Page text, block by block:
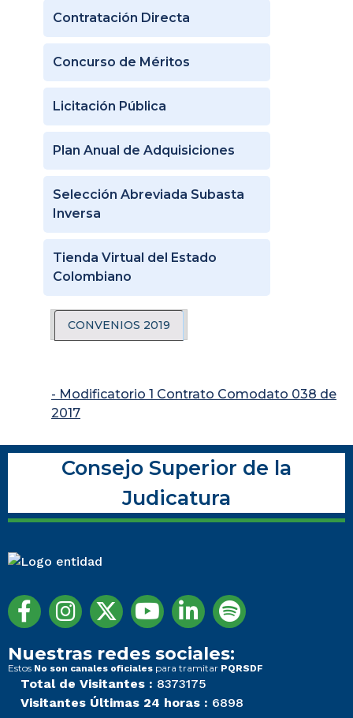
Contratación Directa
Concurso de Méritos
Licitación Pública
Plan Anual de Adquisiciones
Selección Abreviada Subasta
Inversa
Tienda Virtual del Estado
Colombiano
CONVENIOS 2019
- Modificatorio 1 Contrato Comodato 038 de
2017
Consejo Superior de la
Judicatura
Nuestras redes sociales:
Estos No son canales oficiales para tramitar PQRSDF
Total de Visitantes : 8373175
Visitantes Últimas 24 horas : 6898